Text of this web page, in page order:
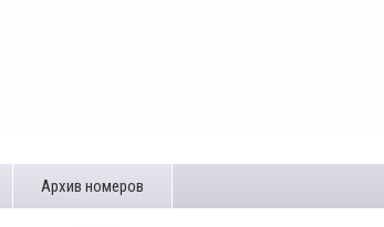
Архив номеров